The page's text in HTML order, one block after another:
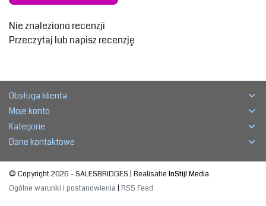
Nie znaleziono recenzji
Przeczytaj lub napisz recenzję
Obsługa klienta
Moje konto
Kategorie
Dane kontaktowe
© Copyright 2026 - SALESBRIDGES | Realisatie InStijl Media
Ogólne warunki i postanowienia | RSS Feed